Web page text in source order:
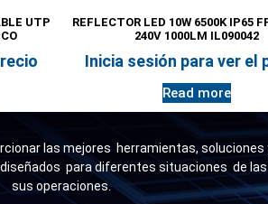
UTP
REFLECTOR LED 10W 6500K IP65
240V 1000LM IL090042
Inicia sesión para ver el
Read more
las mejores herramientas,
para diferentes situaciones de
sus operaciones.